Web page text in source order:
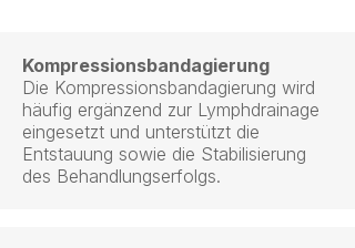
Kompressionsbandagierung
Die Kompressionsbandagierung wird
häufig ergänzend zur Lymphdrainage
eingesetzt und unterstützt die
Entstauung sowie die Stabilisierung
des Behandlungserfolgs.